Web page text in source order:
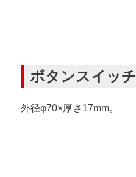
ボタンスイッチ
外径φ70×厚さ17mm。